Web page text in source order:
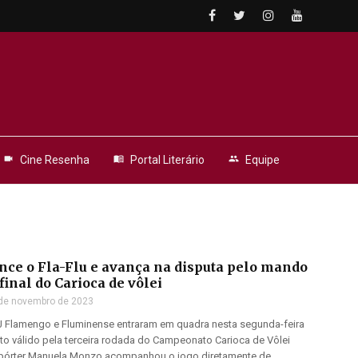
videocam Cine Resenha menu_book Portal Literário people Equipe
o Fla-Flu e avança na disputa pelo mando
do Carioca de vôlei
novembro de 2023
Flamengo e Fluminense entraram em quadra nesta segunda-feira
válido pela terceira rodada do Campeonato Carioca de Vôlei